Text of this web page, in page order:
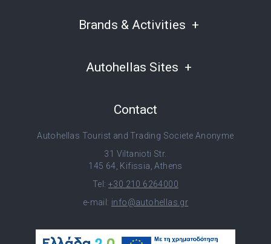
Brands & Activities
Autohellas Sites
Contact
Autohellas Tourist and Trading Societe Anonyme
31 Viltanioti Str.
145 64, Kifissia, Athens
Tel: +30 210 6264000
e-mail: info@autohellas.gr